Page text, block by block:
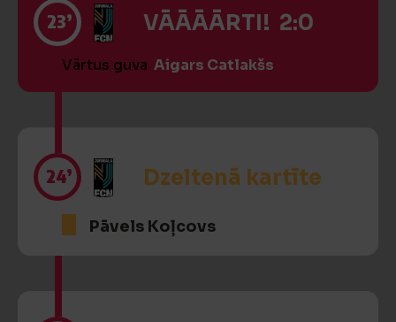
23’ VĀĀĀĀRTI! 2:0
Vārtus guva Aigars Catlakšs
24’ Dzeltenā kartīte
Pāvels Koļcovs